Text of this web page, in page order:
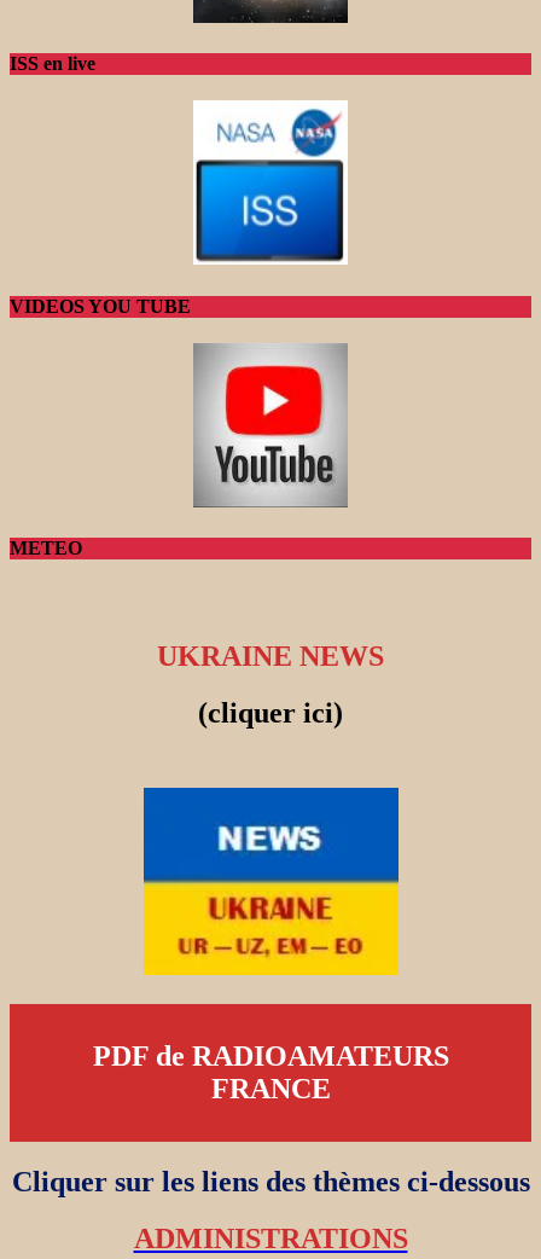
ISS en live
VIDEOS YOU TUBE
METEO
UKRAINE NEWS
(cliquer ici)
PDF de RADIOAMATEURS
FRANCE
Cliquer sur les liens des thèmes ci-dessous
ADMINISTRATIONS